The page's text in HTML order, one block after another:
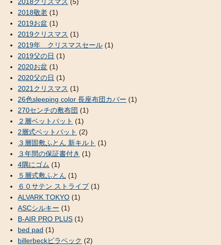
2018敬老 (1)
2019お盆 (1)
2019クリスマス (1)
2019年 クリスマスセール (1)
2019父の日 (1)
2020お盆 (1)
2020父の日 (1)
2021クリスマス (1)
26色sleeping color 長座布団カバー (1)
270センチの敷布団 (1)
２層ベットパット (1)
2層式ベットパット (2)
３層固敷ふとん 新キルト (1)
３年間の保証書付き (1)
4隅にゴム (1)
５層式敷ふとん (1)
６０サテン ストライプ(1)
ALVARK TOKYO (1)
ASCシルキー (1)
B-AIR PRO PLUS (1)
bed pad (1)
billerbeckビラベック (2)